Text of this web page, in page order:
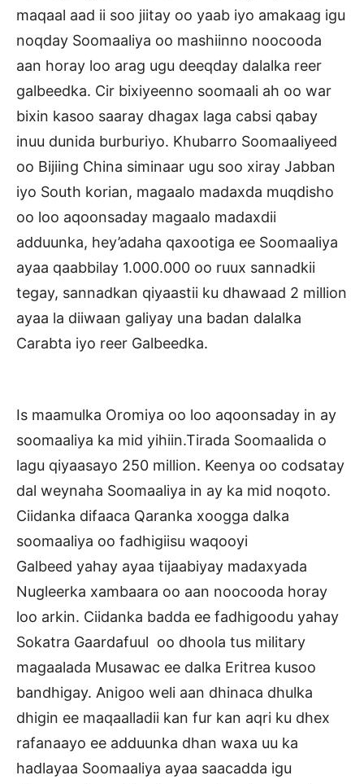
maqaal aad ii soo jiitay oo yaab iyo amakaag igu
noqday Soomaaliya oo mashiinno noocooda
aan horay loo arag ugu deeqday dalalka reer
galbeedka. Cir bixiyeenno soomaali ah oo war
bixin kasoo saaray dhagax laga cabsi qabay
inuu dunida burburiyo. Khubarro Soomaaliyeed
oo Bijiing China siminaar ugu soo xiray Jabban
iyo South korian, magaalo madaxda muqdisho
oo loo aqoonsaday magaalo madaxdii
adduunka, hey’adaha qaxootiga ee Soomaaliya
ayaa qaabbilay 1.000.000 oo ruux sannadkii
tegay, sannadkan qiyaastii ku dhawaad 2 million
ayaa la diiwaan galiyay una badan dalalka
Carabta iyo reer Galbeedka.
Is maamulka Oromiya oo loo aqoonsaday in ay
soomaaliya ka mid yihiin.Tirada Soomaalida o
lagu qiyaasayo 250 million. Keenya oo codsatay
dal weynaha Soomaaliya in ay ka mid noqoto.
Ciidanka difaaca Qaranka xoogga dalka
soomaaliya oo fadhigiisu waqooyi
Galbeed yahay ayaa tijaabiyay madaxyada
Nugleerka xambaara oo aan noocooda horay
loo arkin. Ciidanka badda ee fadhigoodu yahay
Sokatra Gaardafuul oo dhoola tus military
magaalada Musawac ee dalka Eritrea kusoo
bandhigay. Anigoo weli aan dhinaca dhulka
dhigin ee maqaalladii kan fur kan aqri ku dhex
rafanaayo ee adduunka dhan waxa uu ka
hadlayaa Soomaaliya ayaa saacadda igu